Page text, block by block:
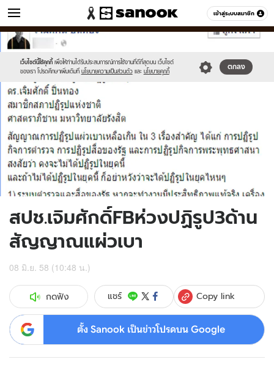
เข้าสู่ระบบสมาชิก
ข่าว หมวดอื่นๆ
เว็บไซต์นี้ใช้คุกกี้ เพื่อให้ท่านได้รับประสบการณ์การใช้งานที่ดีที่สุดบน เว็บไซต์
ของเรา โปรดศึกษาเพิ่มเติมที่ นโยบายความเป็นส่วนตัว และ นโยบายคุกกี้
ตกลง
Sanook
//s.isanook.com/sr/0/images/logo-
new-
sanook.png
600
60
//s.isanook.com/ns/0/ud/361/1808634/623392-
01.jpg
สปช.เจิมศักดิ์FBห่วงปฏิรูป3ด้าน
สัญญาณแผ่วเบา
08 มิ.ย. 58 (10:48 น.)
กดฟัง แชร์ Copy link
ตั้ง Sanook เป็นข่าวโปรดบน Google